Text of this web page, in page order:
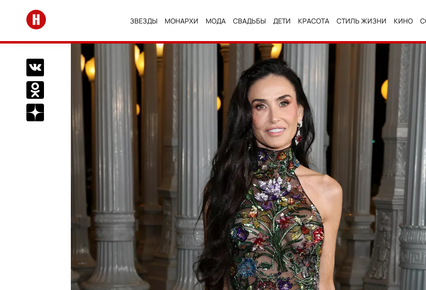
Перейти на главную
ЗВЕЗДЫ МОНАРХИ МОДА СВАДЬБЫ ДЕТИ КРАСОТА СТИЛЬ ЖИЗНИ КИНО
Поделиться Вконтакте
Поделиться в Одноклассниках
Подписаться на нас в Дзен